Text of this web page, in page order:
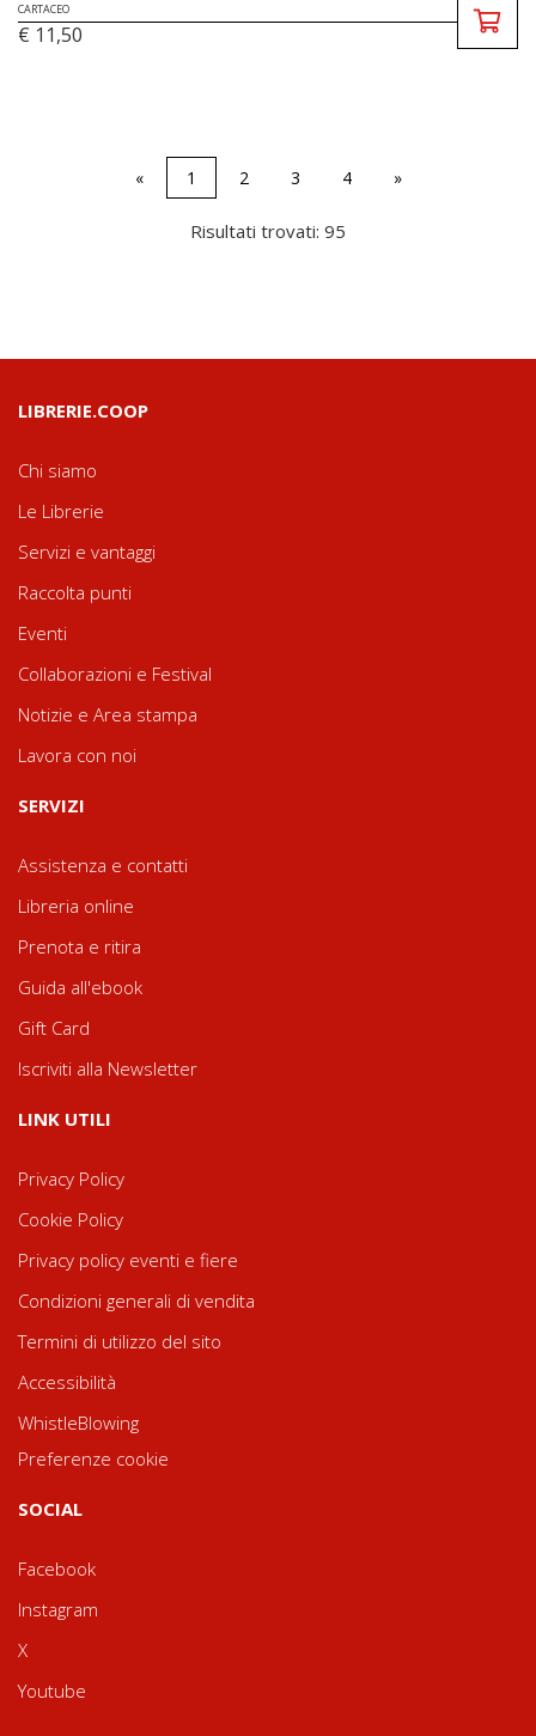
CARTACEO
€ 11,50
« 1 2 3 4 »
Risultati trovati: 95
LIBRERIE.COOP
Chi siamo
Le Librerie
Servizi e vantaggi
Raccolta punti
Eventi
Collaborazioni e Festival
Notizie e Area stampa
Lavora con noi
SERVIZI
Assistenza e contatti
Libreria online
Prenota e ritira
Guida all'ebook
Gift Card
Iscriviti alla Newsletter
LINK UTILI
Privacy Policy
Cookie Policy
Privacy policy eventi e fiere
Condizioni generali di vendita
Termini di utilizzo del sito
Accessibilità
WhistleBlowing
Preferenze cookie
SOCIAL
Facebook
Instagram
X
Youtube